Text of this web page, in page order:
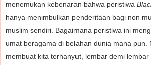
menemukan kebenaran bahwa peristiwa
hanya menimbulkan penderitaan bagi non
muslim sendiri. Bagaimana peristiwa ini
umat beragama di belahan dunia mana pun.
membuat kita terhanyut, lembar demi